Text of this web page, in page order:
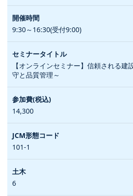
9:30～16:30(受付9:00)
【オンラインセミナー】信頼される
守と品質管理～
14,300
101-1
6